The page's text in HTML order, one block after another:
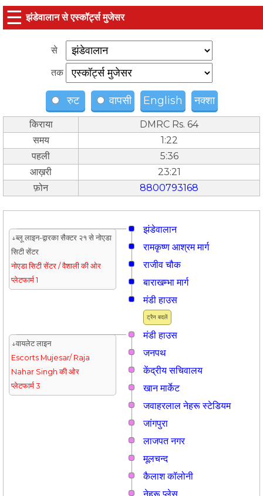
☰ झंडेवालान से एस्कॉर्ट्स मुजेसर
से
तक
रुट वापसी English नक्शा
किराया
DMRC Rs. 64
समय
1:22
पहली
5:36
आख़री
23:21
फ़ोन
8800793168
झंडेवालान
↓ब्लू लाइन-द्वारका सैक्टर २१ से नोएडा
सिटी सेंटर
नोएडा सिटी सेंटर / वैशाली की ओर
प्लेटफार्म 1
रामकृष्ण आश्रम मार्ग
राजीव चौक
बाराखम्भा मार्ग
ट्रैन बदलें
मंडी हाउस
मंडी हाउस
↓वायलेट लाइन
Escorts Mujesar/ Raja
Nahar Singh की ओर
प्लेटफार्म 3
जनपथ
केंद्रीय सचिवालय
खान मार्केट
जवाहरलाल नेहरू स्टेडियम
जांगपुरा
लाजपत नगर
मूलचन्द
कैलाश कॉलोनी